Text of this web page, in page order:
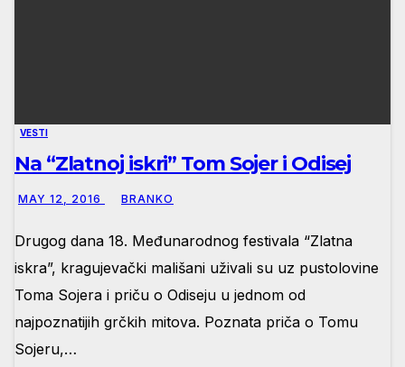
VESTI
Na “Zlatnoj iskri” Tom Sojer i Odisej
MAY 12, 2016 BRANKO
Drugog dana 18. Međunarodnog festivala “Zlatna
iskra”, kragujevački mališani uživali su uz pustolovine
Toma Sojera i priču o Odiseju u jednom od
najpoznatijih grčkih mitova. Poznata priča o Tomu
Sojeru,…